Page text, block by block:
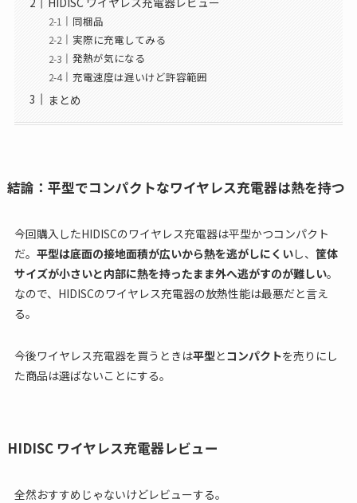
同梱品
実際に充電してみる
発熱が気になる
充電速度は遅いけど許容範囲
まとめ
結論：平型でコンパクトなワイヤレス充電器は熱を持つ
今回購入したHIDISCのワイヤレス充電器は平型かつコンパクト
だ。 平型は底面の接地面積が広いから熱を逃がしにくいし、 筐体
サイズが小さいと内部に熱を持ったまま外へ逃がすのが難しい。
なので、HIDISCのワイヤレス充電器の放熱性能は最悪だと言え
る。
今後ワイヤレス充電器を買うときは平型とコンパクトを売りにし
た商品は選ばないことにする。
HIDISC ワイヤレス充電器レビュー
全然おすすめじゃないけどレビューする。